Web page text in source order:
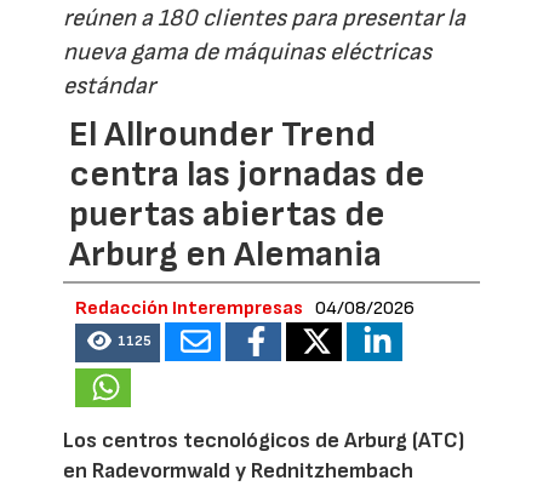
reúnen a 180 clientes para presentar la
nueva gama de máquinas eléctricas
estándar
El Allrounder Trend
centra las jornadas de
puertas abiertas de
Arburg en Alemania
Redacción Interempresas 04/08/2026
1125
Los centros tecnológicos de Arburg (ATC)
en Radevormwald y Rednitzhembach